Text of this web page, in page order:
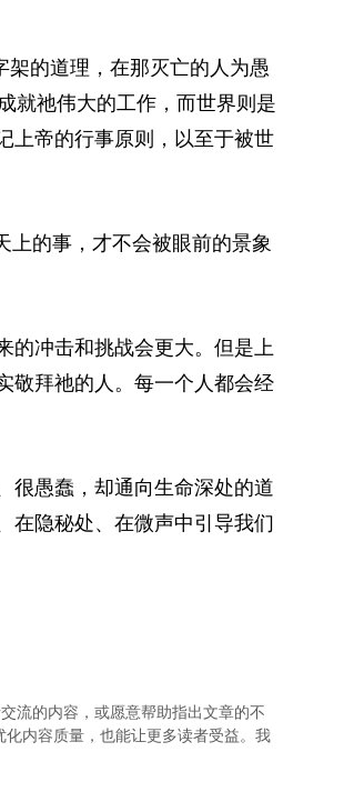
的道理，在那灭亡的人为愚
就祂伟大的工作，而世界则是
上帝的行事原则，以至于被世
上的事，才不会被眼前的景象
的冲击和挑战会更大。但是上
敬拜祂的人。每一个人都会经
很愚蠢，却通向生命深处的道
在隐秘处、在微声中引导我们
流的内容，或愿意帮助指出文章的不
化内容质量，也能让更多读者受益。我